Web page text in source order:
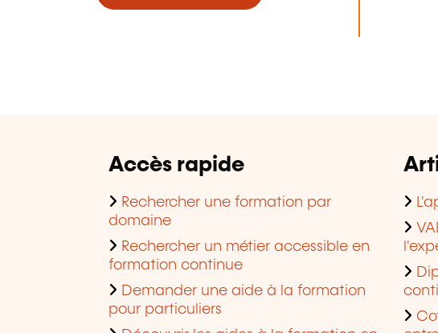
Accès rapide
Rechercher une formation par
domaine
Rechercher un métier accessible en
formation continue
Demander une aide à la formation
pour particuliers